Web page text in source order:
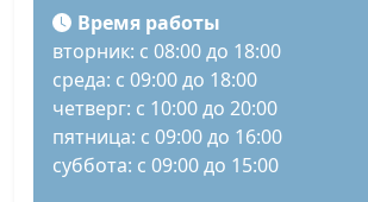
Время работы
вторник: с 08:00 до 18:00
среда: с 09:00 до 18:00
четверг: с 10:00 до 20:00
пятница: с 09:00 до 16:00
суббота: с 09:00 до 15:00